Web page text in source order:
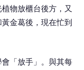
物放櫃台後方，又
金葛後，現在忙到
「放手」。與其每